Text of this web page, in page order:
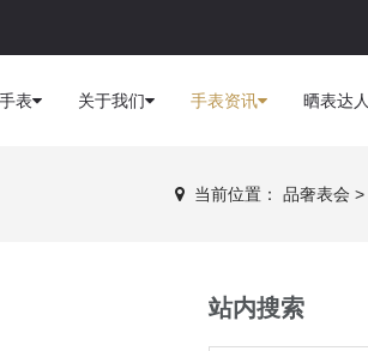
表 关于我们 手表资讯 晒表达人
当前位置： 品奢表会 >
站内搜索